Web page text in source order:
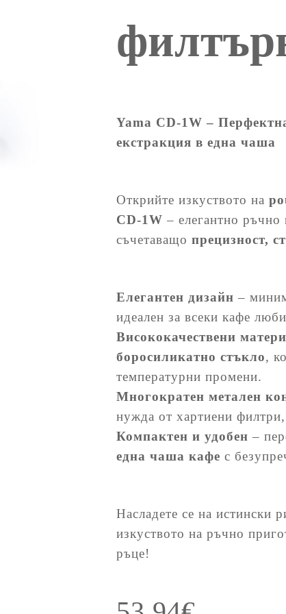
Yama CD-1W –
екстракция в една чаша
Открийте изкуството на
CD-1W – елегантно ръчно
съчетаващо прецизност,
Елегантен дизайн –
идеален за всеки кафе
Висококачествени
боросиликатно стъкло,
Многократен метален
нужда от хартиени
Компактен и удобен –
една чаша кафе с
Насладете се на истински
изкуството на ръчно
ръце!